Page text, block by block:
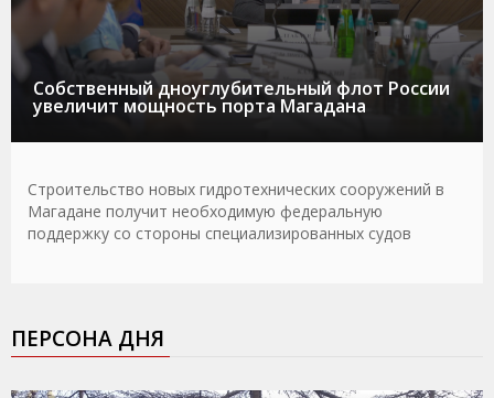
Собственный дноуглубительный флот России
увеличит мощность порта Магадана
Строительство новых гидротехнических сооружений в
Магадане получит необходимую федеральную
поддержку со стороны специализированных судов
ПЕРСОНА ДНЯ